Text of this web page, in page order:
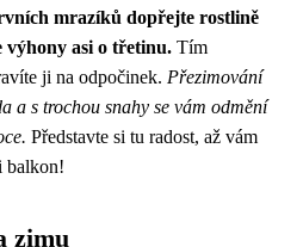
mrazíků dopřejte rostlině
asi o třetinu. Tím
ji na odpočinek. Přezimování
a s trochou snahy se vám odmění
Představte si tu radost, až vám
balkon!
zimu